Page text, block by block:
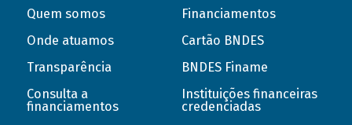
Quem somos
Onde atuamos
Transparência
Consulta a
financiamentos
Financiamentos
Cartão BNDES
BNDES Finame
Instituições financeiras
credenciadas